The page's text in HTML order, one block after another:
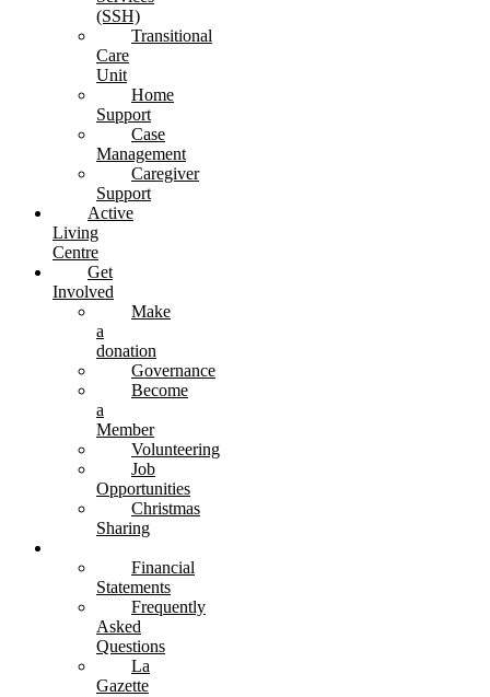
(SSH)
Transitional
Care
Unit
Home
Support
Case
Management
Caregiver
Support
Active
Living
Centre
Get
Involved
Make
a
donation
Governance
Become
a
Member
Volunteering
Job
Opportunities
Christmas
Sharing
Financial
Statements
Frequently
Asked
Questions
La
Gazette